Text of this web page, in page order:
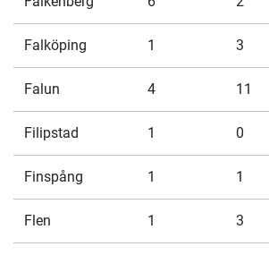
Falköping 1 3
Falun 4 11
Filipstad 1 0
Finspång 1 1
Flen 1 3